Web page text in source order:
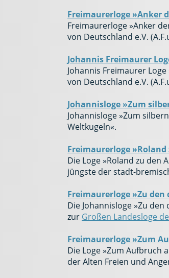
Freimaurerloge »Anker
Freimaurerloge »Anker
von Deutschland e.V.
Johannis Freimaurer
Johannis Freimaurer
von Deutschland e.V.
Johannisloge »Zum
Johannisloge »Zum
Weltkugeln«.
Freimaurerloge
Die Loge »Roland zu den
jüngste der stadt-
Freimaurerloge »Zu den
Die Johannisloge »Zu
zur Großen Landesloge
Freimaurerloge »Zum
Die Loge »Zum Aufbruch
der Alten Freien und